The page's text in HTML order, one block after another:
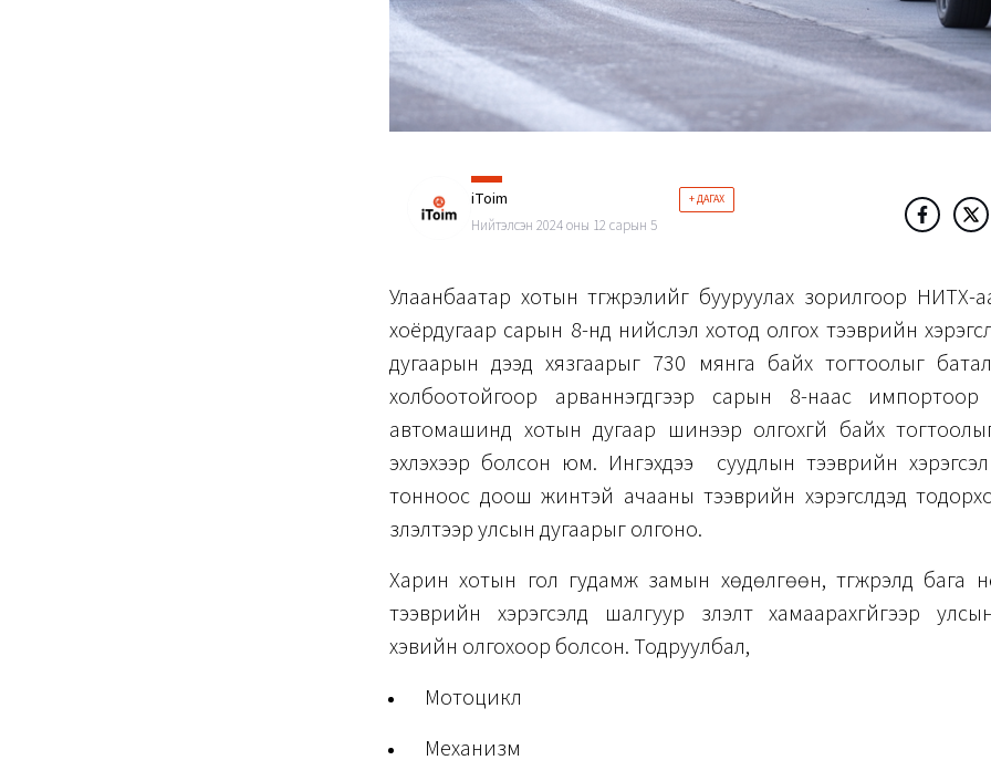
iToim + ДАГАХ
Нийтэлсэн 2024 оны 12 сарын 5
Улаанбаатар хотын түгжрэлийг бууруулах зорилгоор НИТХ-
хоёрдугаар сарын 8-нд нийслэл хотод олгох тээврийн
дугаарын дээд хязгаарыг 730 мянга байх тогтоолыг
холбоотойгоор арваннэгдүгээр сарын 8-наас
автомашинд хотын дугаар шинээр олгохгүй байх тогтоолыг
эхлэхээр болсон юм. Ингэхдээ суудлын тээврийн
тонноос доош жинтэй ачааны тээврийн хэрэгслүүдэд
үзүүлэлтээр улсын дугаарыг олгоно.
Харин хотын гол гудамж замын хөдөлгөөн, түгжрэлд бага
тээврийн хэрэгсэлд шалгуур үзүүлэлт хамаарахгүйгээр
хэвийн олгохоор болсон. Тодруулбал,
Мотоцикл
Механизм